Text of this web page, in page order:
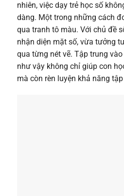
nhiên, việc dạy trẻ học số
dàng. Một trong những cách
qua tranh tô màu. Với chủ đề
nhận diện mặt số, vừa tưởng
qua từng nét vẽ. Tập trung
như vậy không chỉ giúp con
mà còn rèn luyện khả năng